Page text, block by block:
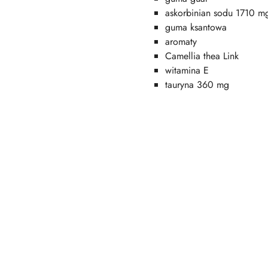
askorbinian sodu 1710
guma ksantowa
aromaty
Camellia thea Link
witamina E
tauryna 360 mg